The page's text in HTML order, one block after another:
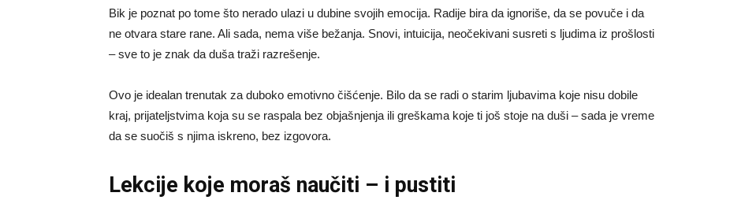
Bik je poznat po tome što nerado ulazi u dubine svojih emocija. Radije bira da ignoriše, da se povuče i da
ne otvara stare rane. Ali sada, nema više bežanja. Snovi, intuicija, neočekivani susreti s ljudima iz prošlosti
– sve to je znak da duša traži razrešenje.
Ovo je idealan trenutak za duboko emotivno čišćenje. Bilo da se radi o starim ljubavima koje nisu dobile
kraj, prijateljstvima koja su se raspala bez objašnjenja ili greškama koje ti još stoje na duši – sada je vreme
da se suočiš s njima iskreno, bez izgovora.
Lekcije koje moraš naučiti – i pustiti